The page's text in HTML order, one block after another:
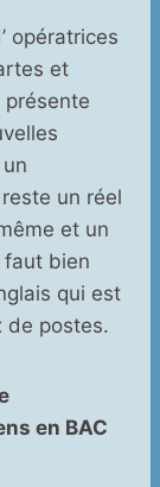
opératrices
et
un réel
et un
faut bien
qui est
de postes.
en BAC